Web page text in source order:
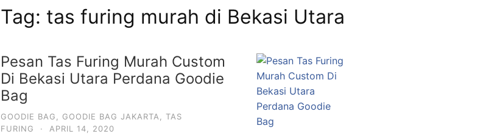
Tag: tas furing murah di Bekasi Utara
Pesan Tas Furing Murah Custom
Di Bekasi Utara Perdana Goodie
Bag
GOODIE BAG GOODIE BAG JAKARTA
TAS
FURING
· APRIL 14, 2020